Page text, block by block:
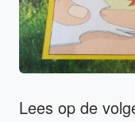
Lees op de